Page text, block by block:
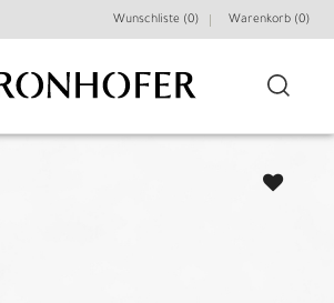
Wunschliste (0) Warenkorb (0)